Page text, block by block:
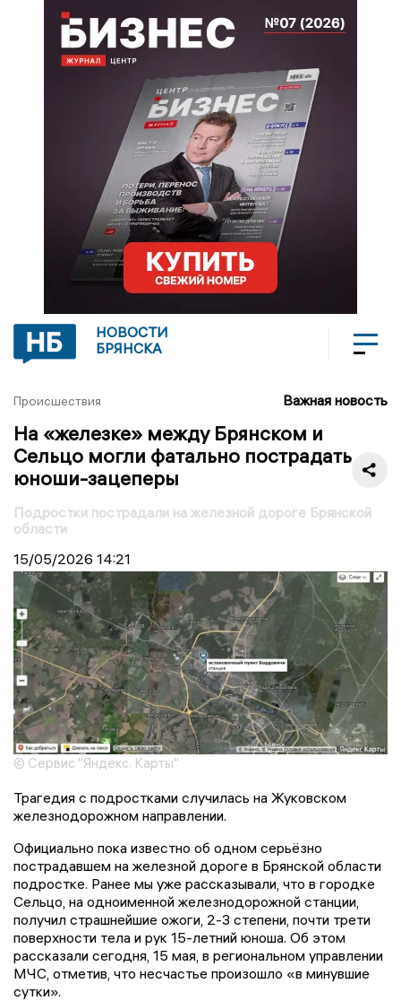
НОВОСТИ
БРЯНСКА
Происшествия Важная новость
На «железке» между Брянском и
Сельцо могли фатально пострадать
юноши-зацеперы
Подростки пострадали на железной дороге Брянской
области
15/05/2026 14:21
© Сервис "Яндекс. Карты"
Трагедия с подростками случилась на Жуковском
железнодорожном направлении.
Официально пока известно об одном серьёзно
пострадавшем на железной дороге в Брянской области
подростке. Ранее мы уже рассказывали, что в городке
Сельцо, на одноименной железнодорожной станции,
получил страшнейшие ожоги, 2-3 степени, почти трети
поверхности тела и рук 15-летний юноша. Об этом
рассказали сегодня, 15 мая, в региональном управлении
МЧС, отметив, что несчастье произошло «в минувшие
сутки».